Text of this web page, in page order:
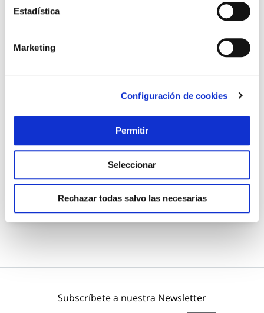
Estadística
Marketing
Configuración de cookies
Permitir
Seleccionar
Rechazar todas salvo las necesarias
Tyrolit
13,47 €
Añadir al carrito
Subscríbete a nuestra Newsletter